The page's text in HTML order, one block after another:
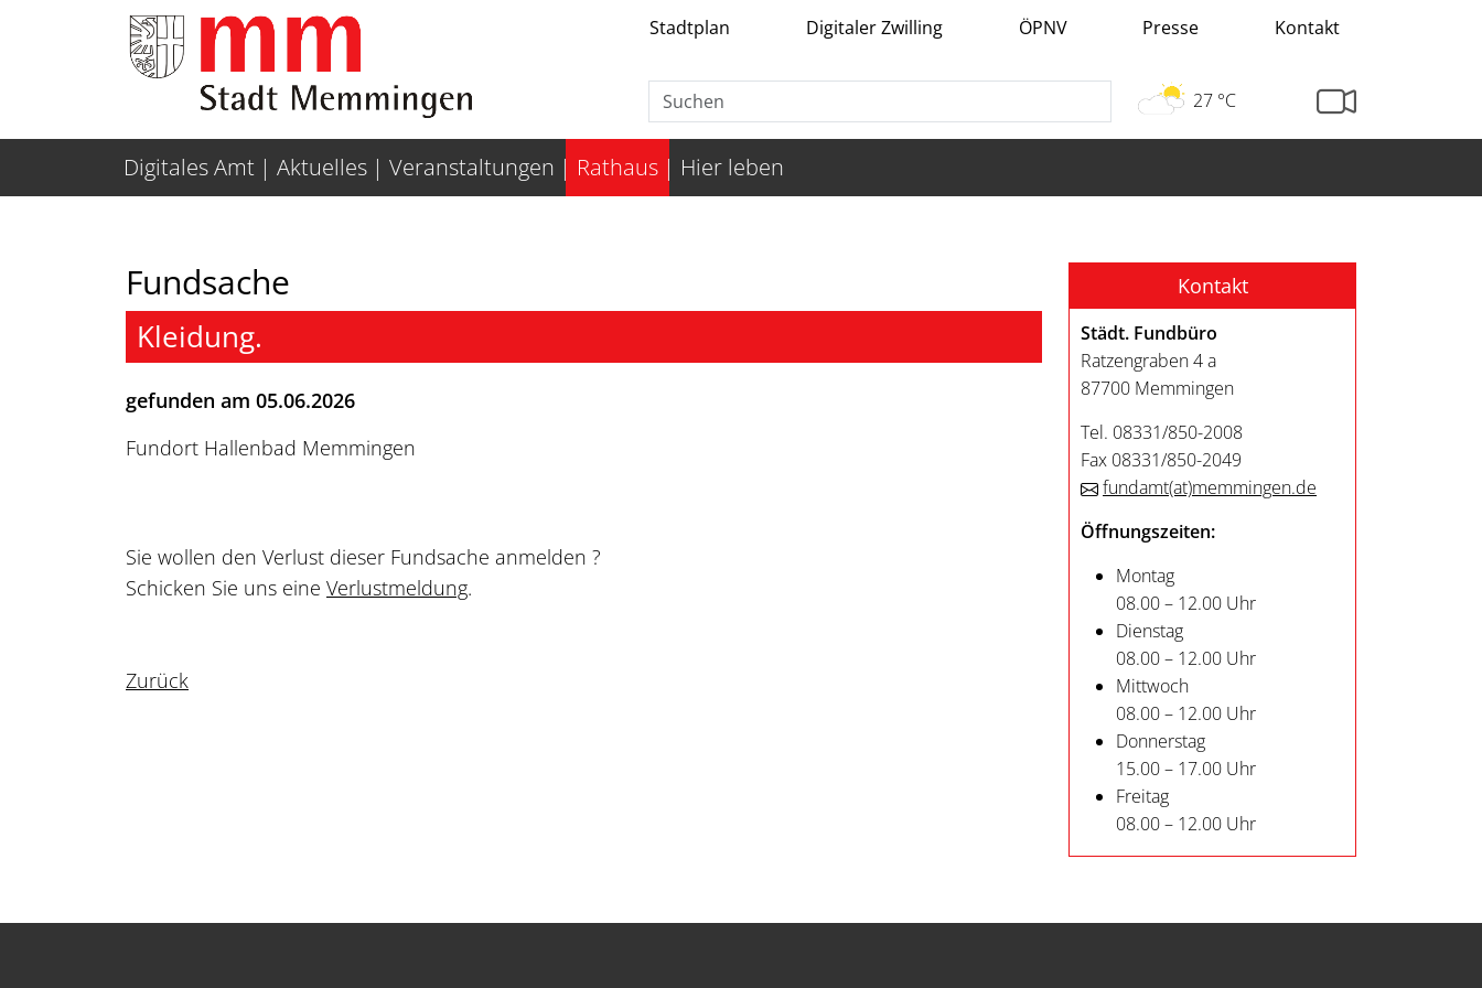
Weiter zur Navigation Weiter zum Inhalt Stadtplan Digitaler Zwilling ÖPNV Presse Kontakt
27 °C
Digitales Amt Aktuelles Veranstaltungen Rathaus Hier leben
Fundsache
Kleidung.
gefunden am 05.06.2026
Fundort Hallenbad Memmingen
Sie wollen den Verlust dieser Fundsache anmelden ?
Schicken Sie uns eine Verlustmeldung.
Zurück
Kontakt
Städt. Fundbüro
Ratzengraben 4 a
87700 Memmingen
Tel. 08331/850-2008
Fax 08331/850-2049
fundamt(at)memmingen.de
Öffnungszeiten:
Montag
08.00 – 12.00 Uhr
Dienstag
08.00 – 12.00 Uhr
Mittwoch
08.00 – 12.00 Uhr
Donnerstag
15.00 – 17.00 Uhr
Freitag
08.00 – 12.00 Uhr